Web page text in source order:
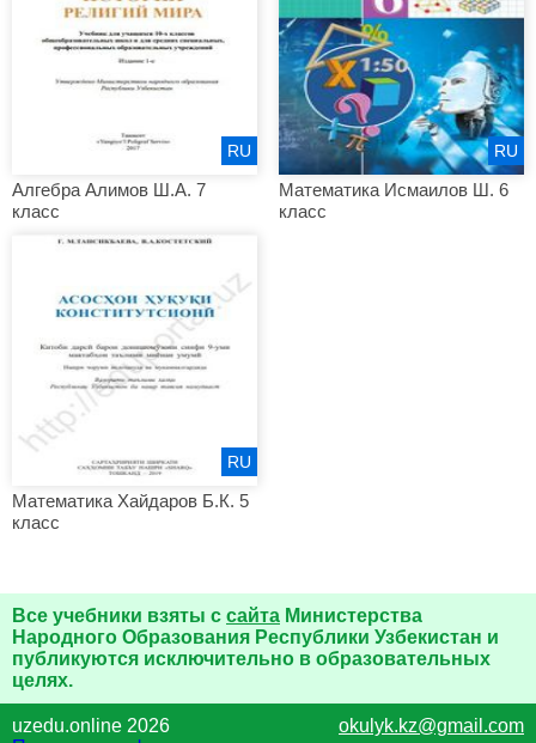
Алгебра Алимов Ш.А. 7
класс
RU
Математика Исмаилов Ш. 6
класс
RU
Математика Хайдаров Б.К. 5
класс
RU
Все учебники взяты с сайта Министерства
Народного Образования Республики Узбекистан и
публикуются исключительно в образовательных
целях.
uzedu.online 2026
okulyk.kz@gmail.com